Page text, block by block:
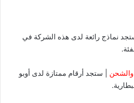
نماذج رائعة لدى هذه الشركة في
والشحن | ستجد أرقام ممتازة لدى أوبو